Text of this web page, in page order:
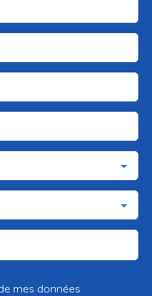
mes données